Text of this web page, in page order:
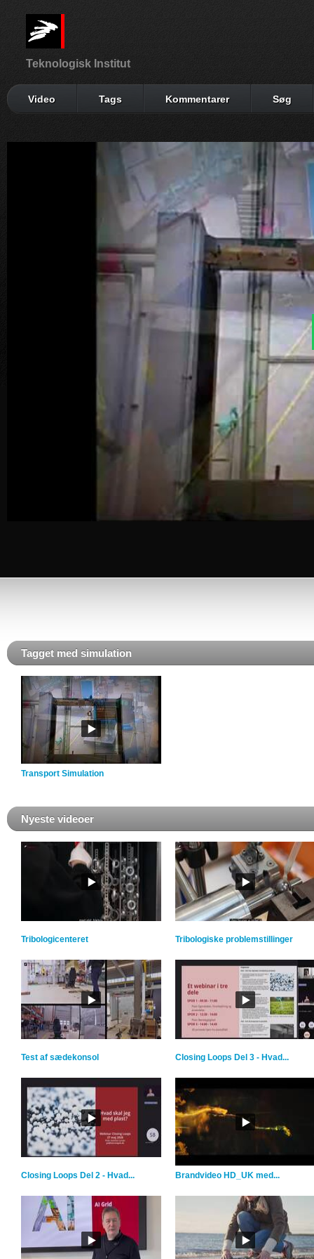
Teknologisk Institut
Video Tags Kommentarer Søg
Tagget med simulation
Transport Simulation
Nyeste videoer
Tribologicenteret Tribologiske problemstillinger
Test af sædekonsol Closing Loops Del 3 - Hvad...
Closing Loops Del 2 - Hvad... Brandvideo HD_UK med...